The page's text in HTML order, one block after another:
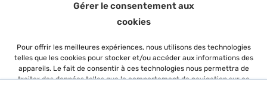
Gérer le consentement aux
cookies
Pour offrir les meilleures expériences, nous utilisons des technologies
telles que les cookies pour stocker et/ou accéder aux informations des
appareils. Le fait de consentir à ces technologies nous permettra de
traiter des données telles que le comportement de navigation sur ce
Coordonnées
04 51 08 62 70
2 place de la Bourse